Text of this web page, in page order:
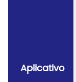
Aplicativo